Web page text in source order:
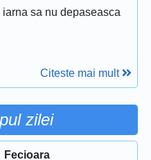
sa nu depaseasca
Citeste mai mult
zilei
Fecioara